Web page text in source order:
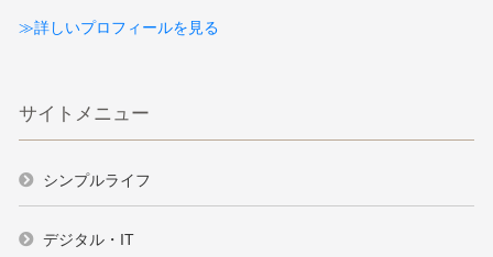
≫詳しいプロフィールを見る
サイトメニュー
シンプルライフ
デジタル・IT